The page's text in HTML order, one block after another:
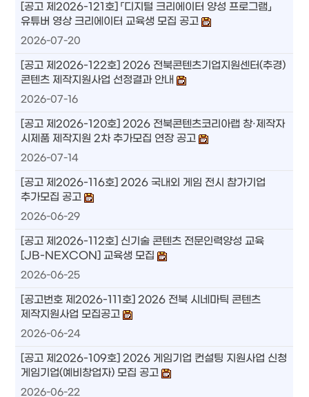
[공고 제2026-121호] 「디지털 크리에이터 양성 프로그램」
유튜버 영상 크리에이터 교육생 모집 공고
2026-07-20
[공고 제2026-122호] 2026 전북콘텐츠기업지원센터(추경)
콘텐츠 제작지원사업 선정결과 안내
2026-07-16
[공고 제2026-120호] 2026 전북콘텐츠코리아랩 창·제작자
시제품 제작지원 2차 추가모집 연장 공고
2026-07-14
[공고 제2026-116호] 2026 국내외 게임 전시 참가기업
추가모집 공고
2026-06-29
[공고 제2026-112호] 신기술 콘텐츠 전문인력양성 교육
[JB-NEXCON] 교육생 모집
2026-06-25
[공고번호 제2026-111호] 2026 전북 시네마틱 콘텐츠
제작지원사업 모집공고
2026-06-24
[공고 제2026-109호] 2026 게임기업 컨설팅 지원사업 신청
게임기업(예비창업자) 모집 공고
2026-06-22